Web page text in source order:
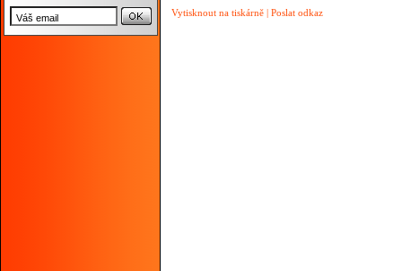
Vytisknout na tiskárně | Poslat odkaz